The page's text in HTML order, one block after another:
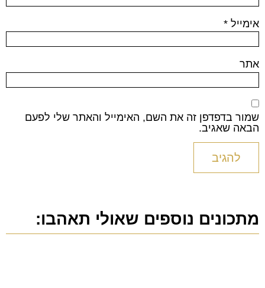
אימייל *
אתר
שמור בדפדפן זה את השם, האימייל והאתר שלי לפעם
הבאה שאגיב.
מתכונים נוספים שאולי תאהבו: